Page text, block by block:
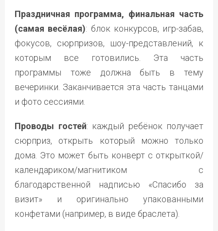
Праздничная программа, финальная часть
(самая весёлая): блок конкурсов, игр-забав,
фокусов, сюрпризов, шоу-представлений, к
которым все готовились. Эта часть
программы тоже должна быть в тему
вечеринки. Заканчивается эта часть танцами
и фото сессиями.
Проводы гостей: каждый ребёнок получает
сюрприз, открыть который можно только
дома. Это может быть конверт с открыткой/
календариком/магнитиком с
благодарственной надписью «Спасибо за
визит» и оригинально упакованными
конфетами (например, в виде браслета).